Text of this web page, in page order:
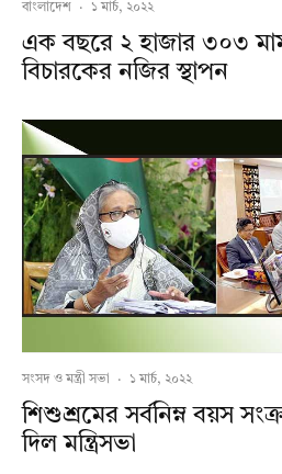
বাংলাদেশ · ১ মার্চ, ২০২২
এক বছরে ২ হাজার ৩০৩
বিচারকের নজির স্থাপন
সংসদ ও মন্ত্রী সভা · ১ মার্চ, ২০২২
শিশুশ্রমের সর্বনিম্ন বয়স
দিল মন্ত্রিসভা